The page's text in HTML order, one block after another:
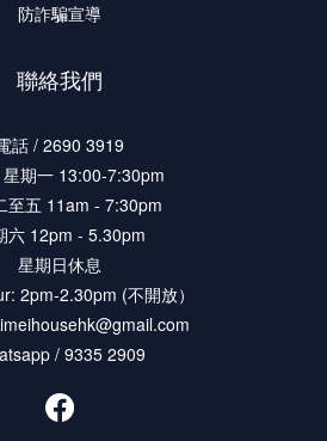
防詐騙宣導
聯絡我們
話 / 2690 3919
期一 13:00-7:30pm
至五 11am - 7:30pm
六 12pm - 5.30pm
星期日休息
2pm-2.30pm (不開放）
/ 9335 2909